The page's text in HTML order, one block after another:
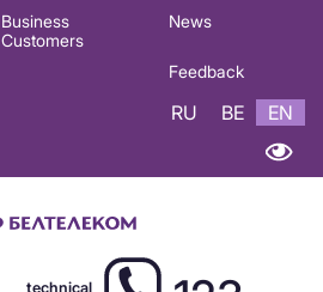
Business
Customers
News
Feedback
RU BE EN
technical